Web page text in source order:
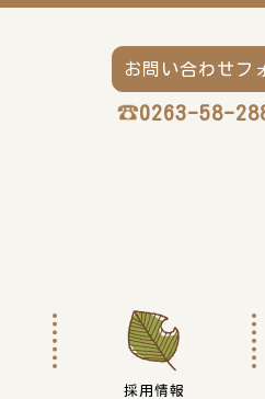
お問い合わせフ
0263-58-
採用情報